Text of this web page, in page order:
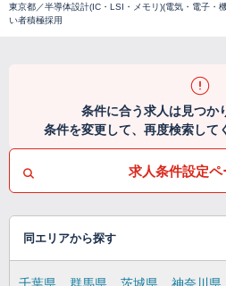
東京都／半導体設計(IC・LSI・メモリ)(電気・電子・
い者積極採用
条件に合う求人は見つか
条件を変更して、再度検索して
求人条件設定ペ
同エリアから探す